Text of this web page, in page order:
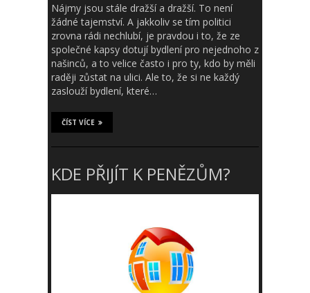
Nájmy jsou stále dražší a dražší. To není
žádné tajemství. A jakkoliv se tím politici
zrovna rádi nechlubí, je pravdou i to, že ze
společné kapsy dotují bydlení pro nejednoho z
našinců, a to velice často i pro ty, kdo by měli
raději zůstat na ulici. Ale to, že si ne každý
zaslouží bydlení, které…
ČÍST VÍCE
KDE PŘIJÍT K PENĚZŮM?